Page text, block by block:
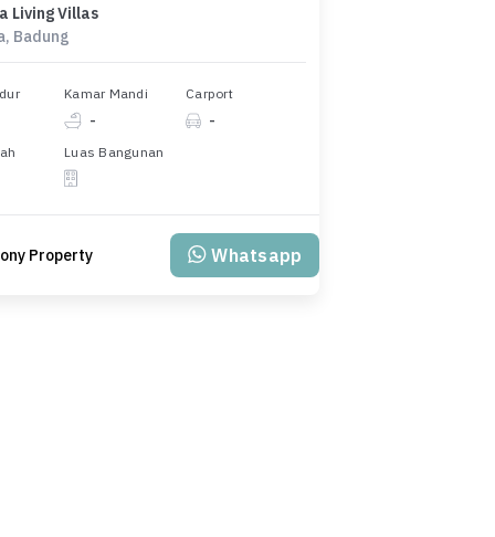
Living Villas
Badung
Kamar Mandi
-
Carport
-
Luas Bangunan
Property Whatsapp